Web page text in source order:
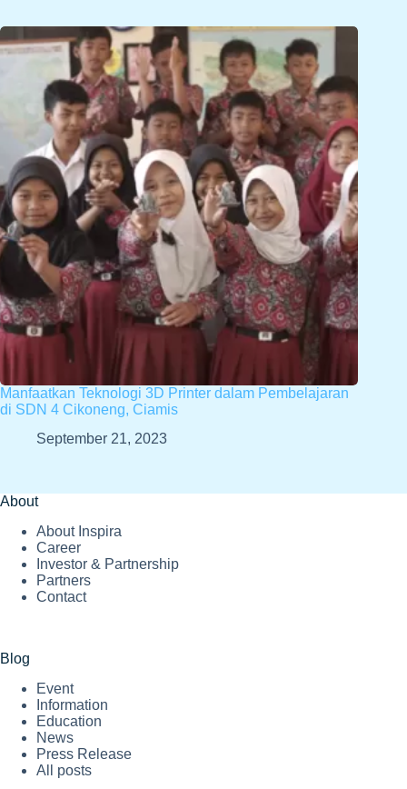
Manfaatkan Teknologi 3D Printer dalam Pembelajaran
di SDN 4 Cikoneng, Ciamis
September 21, 2023
About
About Inspira
Career
Investor & Partnership
Partners
Contact
Blog
Event
Information
Education
News
Press Release
All posts